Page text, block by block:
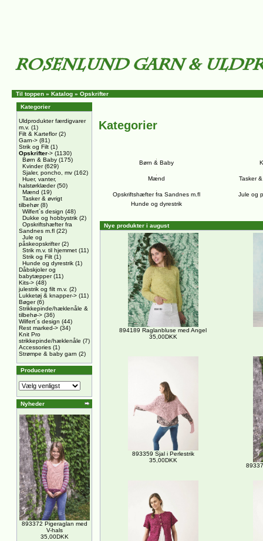
Til toppen » Katalog » Opskrifter
Kategorier
Uldprodukter færdigvarer
m.v. (1)
Filt & Karteflor(2)
Garn-> (81)
Strik og Filt (1)
Opskrifter-> (1130)
Børn & Baby (175)
Kvinder(629)
Sjaler, poncho, mv (162)
Huer, vanter,
halstørklæder(50)
Mænd (19)
Tasker & øvrigt
tilbehør(8)
Wilfert´s design (48)
Dukke og hobbystrik (2)
Opskriftshæfter fra
Sandnes m.fl (22)
Jule og
påskeopskrifter(2)
Strik m.v. til hjemmet (11)
Strik og Filt (1)
Hunde og dyrestrik (1)
Dåbskjoler og
babytæpper(11)
Kits-> (48)
julestrik og filt m.v. (2)
Lukketøj & knapper-> (11)
Bøger(6)
Strikkepinde/hæklenåle &
tilbehø-> (36)
Wilfert´s design (44)
Rest marked-> (34)
Knit Pro
strikkepinde/hæklenåle (7)
Accessories (1)
Strømpe & baby garn (2)
Producenter
Nyheder
893372 Pigeraglan med
V-hals
35,00DKK
Kategorier
Børn & Baby
Mænd Tasker
Opskriftshæfter fra Sandnes m.fl
Jule og
Hunde og dyrestrik
Nye produkter i august
894189 Raglanbluse med Angel
35,00DKK
893359 Sjal i Perlestrik
35,00DKK